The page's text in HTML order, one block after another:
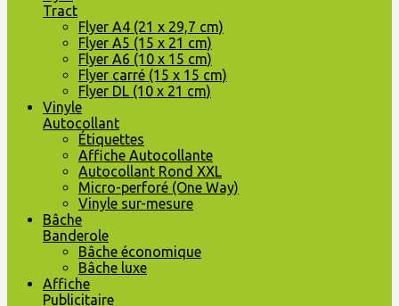
Tract
Flyer A4 (21 x 29,7 cm)
Flyer A5 (15 x 21 cm)
Flyer A6 (10 x 15 cm)
Flyer carré (15 x 15 cm)
Flyer DL (10 x 21 cm)
Vinyle
Autocollant
Étiquettes
Affiche Autocollante
Autocollant Rond XXL
Micro-perforé (One Way)
Vinyle sur-mesure
Bâche
Banderole
Bâche économique
Bâche luxe
Affiche
Publicitaire